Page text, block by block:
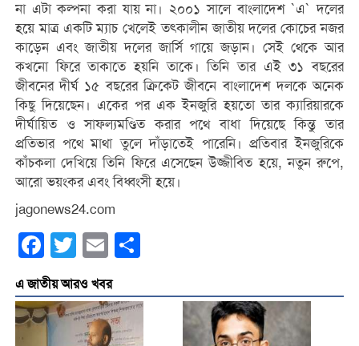
না এটা কল্পনা করা যায় না। ২০০১ সালে বাংলাদেশ `এ` দলের
হয়ে মাত্র একটি ম্যাচ খেলেই তৎকালীন জাতীয় দলের কোচের নজর
কাড়েন এবং জাতীয় দলের জার্সি গায়ে জড়ান। সেই থেকে আর
কখনো ফিরে তাকাতে হয়নি তাকে। তিনি তার এই ৩১ বছরের
জীবনের দীর্ঘ ১৫ বছরের ক্রিকেট জীবনে বাংলাদেশ দলকে অনেক
কিছু দিয়েছেন। একের পর এক ইনজুরি হয়তো তার ক্যারিয়ারকে
দীর্ঘায়িত ও সাফল্যমণ্ডিত করার পথে বাধা দিয়েছে কিন্তু তার
প্রতিভার পথে মাথা তুলে দাঁড়াতেই পারেনি। প্রতিবার ইনজুরিকে
কাঁচকলা দেখিয়ে তিনি ফিরে এসেছেন উজ্জীবিত হয়ে, নতুন রুপে,
আরো ভয়ংকর এবং বিধ্বংসী হয়ে।
jagonews24.com
Facebook
Twitter Email
এ জাতীয় আরও খবর